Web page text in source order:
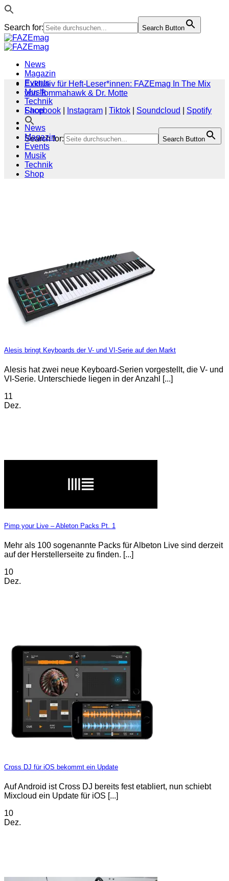
Search for: Search Button
Zum
Inhalt
News
Magazin
Events
Musik
Technik
Shop
Search for: Search Button
Exklusiv für Heft-Leser*innen: FAZEmag In The Mix
von Tommahawk & Dr. Motte
Facebook
Instagram Tiktok Soundcloud
Spotify
News
Magazin
Events
Musik
Technik
Shop
Alesis bringt Keyboards der V- und VI-Serie auf den Markt
Alesis hat zwei neue Keyboard-Serien vorgestellt, die V- und
VI-Serie. Unterschiede liegen in der Anzahl [...]
11
Dez.
Pimp your Live – Ableton Packs Pt. 1
Mehr als 100 sogenannte Packs für Albeton Live sind derzeit
auf der Herstellerseite zu finden. [...]
10
Dez.
Cross DJ für iOS bekommt ein Update
Auf Android ist Cross DJ bereits fest etabliert, nun schiebt
Mixcloud ein Update für iOS [...]
10
Dez.